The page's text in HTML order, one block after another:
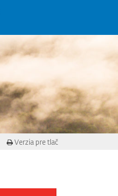
Verzia pre tlač